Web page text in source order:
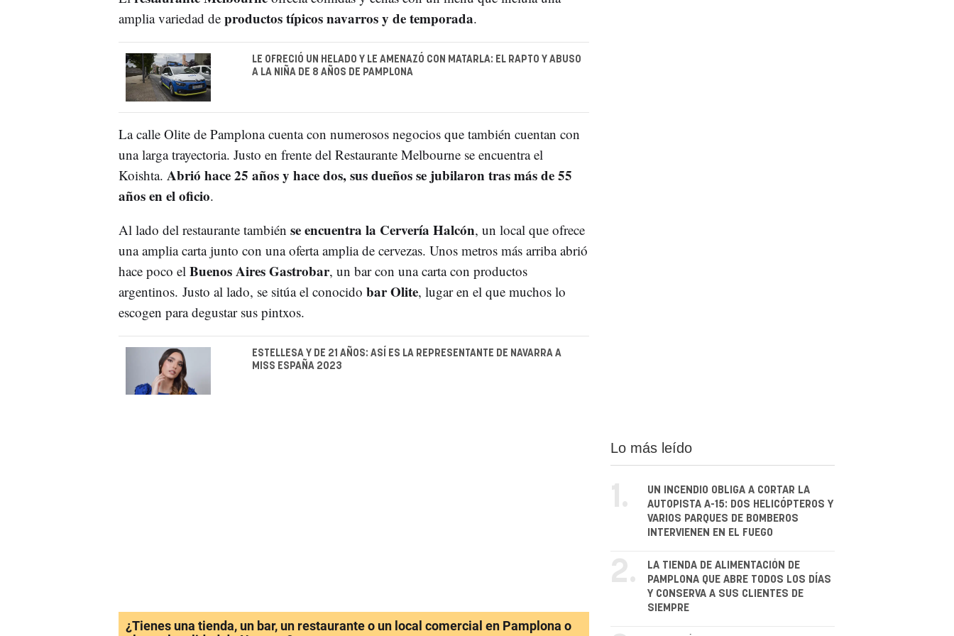
amplia variedad de productos típicos navarros y de temporada.
LE OFRECIÓ UN HELADO Y LE AMENAZÓ CON MATARLA: EL RAPTO Y ABUSO
A LA NIÑA DE 8 AÑOS DE PAMPLONA
La calle Olite de Pamplona cuenta con numerosos negocios que también cuentan con
una larga trayectoria. Justo en frente del Restaurante Melbourne se encuentra el
Koishta. Abrió hace 25 años y hace dos, sus dueños se jubilaron tras más de 55
años en el oficio.
Al lado del restaurante también se encuentra la Cervería Halcón, un local que ofrece
una amplia carta junto con una oferta amplia de cervezas. Unos metros más arriba abrió
hace poco el Buenos Aires Gastrobar, un bar con una carta con productos
argentinos. Justo al lado, se sitúa el conocido bar Olite, lugar en el que muchos lo
escogen para degustar sus pintxos.
ESTELLESA Y DE 21 AÑOS: ASÍ ES LA REPRESENTANTE DE NAVARRA A
MISS ESPAÑA 2023
¿Tienes una tienda, un bar, un restaurante o un local comercial en Pamplona o
Lo más leído
1.
UN INCENDIO OBLIGA A CORTAR LA
AUTOPISTA A-15: DOS HELICÓPTEROS Y
VARIOS PARQUES DE BOMBEROS
INTERVIENEN EN EL FUEGO
2.
LA TIENDA DE ALIMENTACIÓN DE
PAMPLONA QUE ABRE TODOS LOS DÍAS
Y CONSERVA A SUS CLIENTES DE
SIEMPRE